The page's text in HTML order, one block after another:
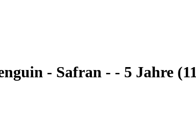
- Safran - - 5 Jahre